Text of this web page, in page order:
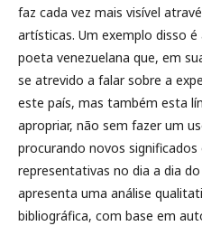
faz cada vez mais visível
artísticas. Um exemplo disso
poeta venezuelana que, em
se atrevido a falar sobre a
este país, mas também esta
apropriar, não sem fazer um
procurando novos
representativas no dia a dia
apresenta uma análise
bibliográfica, com base em